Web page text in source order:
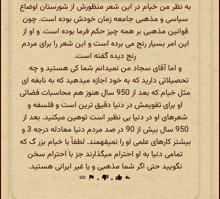
به نظر من خیام در این شعر منظورش از شورستان اوضاع
سیاسی و مذهبی جامعه زمان خودش بوده است. چون
قوانین مذهبی بر همه چیز حکم فرما بوده است. و او از
این امر بسیار رنج می برده است و این شعر را برای مردم
رنج دیده گفته است.
و اما آقای سجاد من نمیدانم شما کی هستید و چه
تحصیلاتی دارید که به خود اجازه میدهید که به نابغه ای
مثل خیام که بعد از 950 سال هنوز هم محاسبات فضائی
او برای تقویمش در دنیا دقیق ترین است و فلسفه و
شعرهای او در دنیا بی نظیر است توهین میکنید. بعد از
950 سال بیش از 90 در صد مردم دنیا معادله درجه 3 و
بیشتر کارهای علمی او را نمیفهمند. لطفاً با خیام بزر گ که
تمامی دنیا به او احترام میگذارند جز با احترام سخن
نگویید حتی اگر شما مذهبی و یا غیر ایرانی هستید.
reply
thumb_up ۰ thumb_down ۰ flag
link